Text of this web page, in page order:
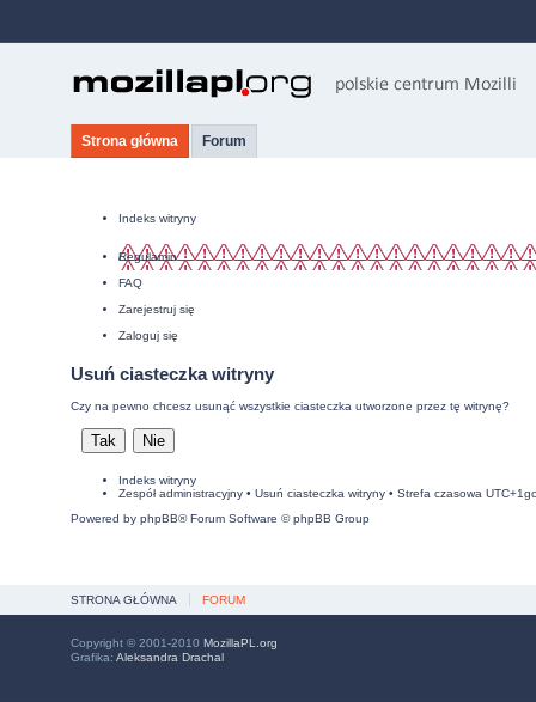
Strona główna Forum
Indeks witryny
Regulamin
FAQ
Zarejestruj się
Zaloguj się
Usuń ciasteczka witryny
Czy na pewno chcesz usunąć wszystkie ciasteczka utworzone przez tę witrynę?
Indeks witryny
Zespół administracyjny• Usuń ciasteczka witryny• Strefa czasowa
Powered by phpBB® Forum Software © phpBB Group
STRONA GŁÓWNA FORUM
Copyright © 2001-2010 MozillaPL.org
Grafika: Aleksandra Drachal